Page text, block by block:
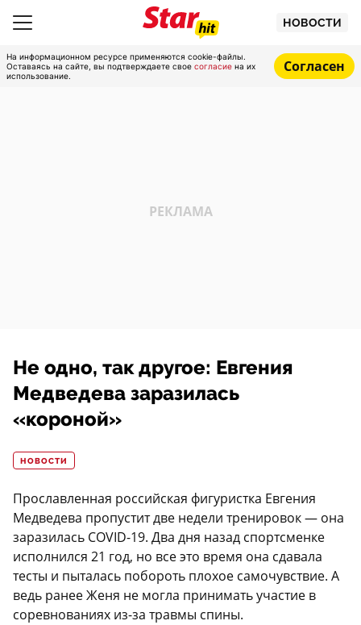
НОВОСТИ
На информационном ресурсе применяются cookie-файлы.
Оставаясь на сайте, вы подтверждаете свое согласие на их
использование.
Согласен
Не одно, так другое: Евгения
Медведева заразилась
«короной»
НОВОСТИ
Прославленная российская фигуристка Евгения
Медведева пропустит две недели тренировок — она
заразилась COVID-19. Два дня назад спортсменке
исполнился 21 год, но все это время она сдавала
тесты и пыталась побороть плохое самочувствие. А
ведь ранее Женя не могла принимать участие в
соревнованиях из-за травмы спины.